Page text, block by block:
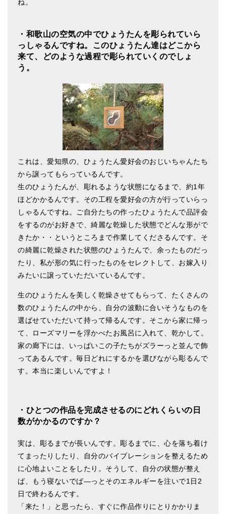
ね。
・和歌山の空気の中でひょうたんを彫られていら
っしゃるんですね。このひょうたん達はどこから
来て、どのような過程で彫られていくのでしょ
う。
これは、愛知県の、ひょうたん愛好会のおじいちゃんたち
から譲ってもらっているんです。
生のひょうたんが、彫れるような状態になるまで、約1年
ほどかかるんです。その工程を愛好会の方が行っていらっ
しゃるんですね。ご自分たちの作ったひょうたんで品評会
をするのがお好きで、綺麗な乾燥した状態でどんな形がで
きたか・・というところまで作業してくださるんです。そ
の綺麗に乾燥された状態のひょうたんで、余ったものだっ
たり、私が形の気に行ったものをセレクトして、お嫁入り
みたいに譲っていただいているんです。
生のひょうたんを美しく乾燥させてもらって、たくさんの
数のひょうたんの中から、自分の波動に合いそうなものを
選ばせていただいて持って帰るんです。そこから家に帰っ
て、ローズマリーを浮かべたお風呂に入れて、乾かして。
家の廊下には、いっぱいこの子たちがズラーっと並んで飾
ってあるんです。毎日どれにするかを選びながら彫るんで
す。本当に楽しいんですよ！
・ひとつの作品を完成させるのにどれくらいの日
数がかかるのですか？
実は、彫るまでが長いんです。彫るまでに、心を落ち着け
てまったりしたり、自分のバイブレーションを整えるため
に心地よいことをしたり。そうして、自分の状態が整え
ば、もう寝ないでば―っとそのエネルギーを注いで1日2
日で終わるんです。
「来た！」と思ったら、すぐに作品作りにとりかかりま